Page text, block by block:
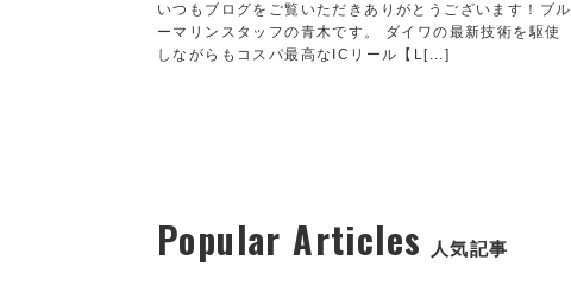
いつもブログをご覧いただきありがとうございます！ブル
ーマリンスタッフの青木です。 ダイワの最新技術を駆使
しながらもコスパ最高なICリール【L[...]
Popular Articles 人気記事